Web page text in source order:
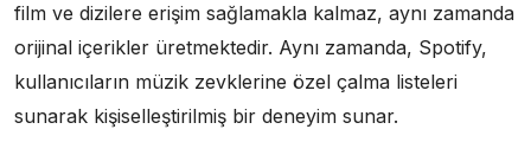
film ve dizilere erişim sağlamakla kalmaz, aynı zamanda
orijinal içerikler üretmektedir. Aynı zamanda, Spotify,
kullanıcıların müzik zevklerine özel çalma listeleri
sunarak kişiselleştirilmiş bir deneyim sunar.